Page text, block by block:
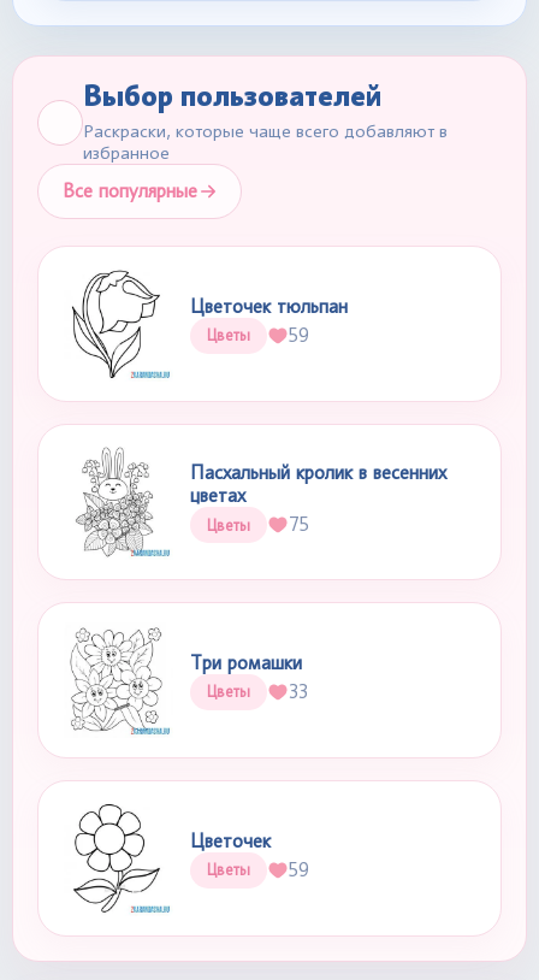
Выбор пользователей
Раскраски, которые чаще всего добавляют в
избранное
Все популярные
Цветочек тюльпан
Цветы 59
Пасхальный кролик в весенних
цветах
Цветы 75
Три ромашки
Цветы 33
Цветочек
Цветы 59